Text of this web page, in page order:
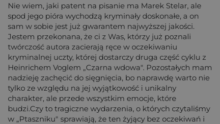
Nie wiem, jaki patent na pisanie ma Marek Stelar, ale
spod jego pióra wychodzą kryminały doskonałe, a on
sam w sobie jest już gwarantem najwyższej jakości.
Jestem przekonana, że ci z Was, którzy już poznali
twórczość autora zacierają ręce w oczekiwaniu
kryminalnej uczty, której dostarczy druga część cyklu z
Heinrichem Voglem „Czarna wdowa". Pozostałych mam
nadzieję zachęcić do sięgnięcia, bo naprawdę warto nie
tylko ze względu na jej wyjątkowość i unikalny
charakter, ale przede wszystkim emocje, które
budzi.Czy to tragiczne wydarzenia, o których czytaliśmy
w „Ptaszniku" sprawiają, że ten żyjący bez oczekiwań i